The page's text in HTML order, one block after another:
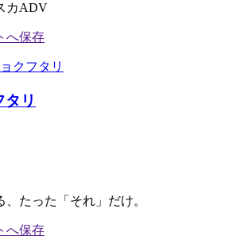
カADV
タリ
、たった「それ」だけ。